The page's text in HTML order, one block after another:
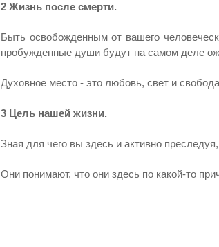
2 Жизнь после смерти.
Быть освобожденным от вашего
пробужденные души будут на самом деле
Духовное место - это любовь, свет и
3 Цель нашей жизни.
Зная для чего вы здесь и активно
Они понимают, что они здесь по какой-то